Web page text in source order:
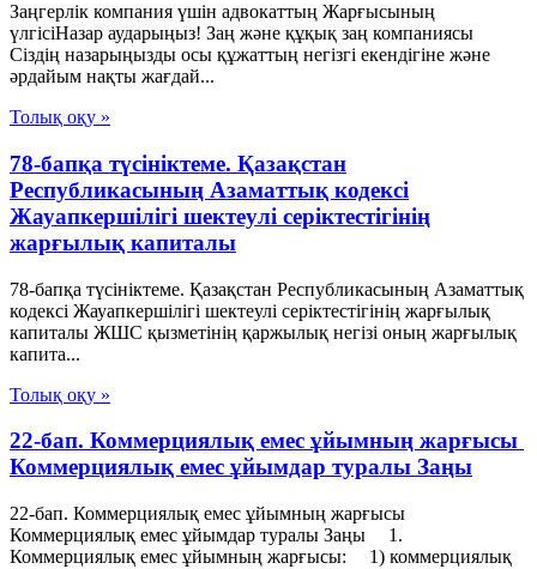
Заңгерлік компания үшін адвокаттың Жарғысының
үлгісіНазар аударыңыз! Заң және құқық заң компаниясы
Сіздің назарыңызды осы құжаттың негізгі екендігіне және
әрдайым нақты жағдай...
Толық оқу »
78-бапқа түсініктеме. Қазақстан
Республикасының Азаматтық кодексі
Жауапкершілігі шектеулі серіктестігінің
жарғылық капиталы
78-бапқа түсініктеме. Қазақстан Республикасының Азаматтық
кодексі Жауапкершілігі шектеулі серіктестігінің жарғылық
капиталы ЖШС қызметінің қаржылық негізі оның жарғылық
капита...
Толық оқу »
22-бап. Коммерциялық емес ұйымның жарғысы
Коммерциялық емес ұйымдар туралы Заңы
22-бап. Коммерциялық емес ұйымның жарғысы
Коммерциялық емес ұйымдар туралы Заңы 1.
Коммерциялық емес ұйымның жарғысы: 1) коммерциялық